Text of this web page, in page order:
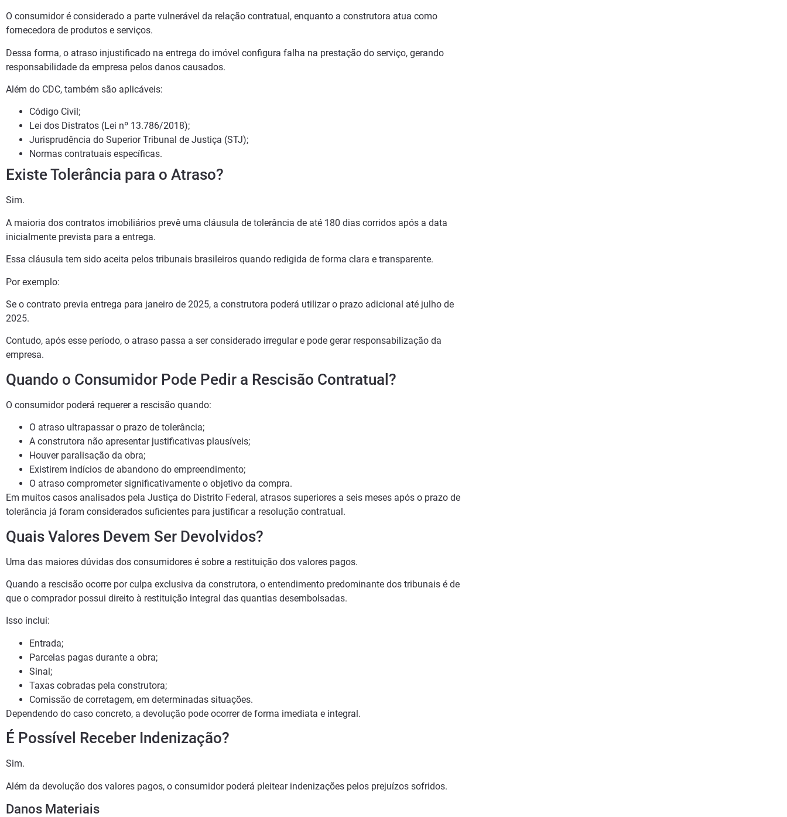
O consumidor é considerado a parte vulnerável da relação contratual, enquanto a construtora atua como
fornecedora de produtos e serviços.
Dessa forma, o atraso injustificado na entrega do imóvel configura falha na prestação do serviço, gerando
responsabilidade da empresa pelos danos causados.
Além do CDC, também são aplicáveis:
Código Civil;
Lei dos Distratos (Lei nº 13.786/2018);
Jurisprudência do Superior Tribunal de Justiça (STJ);
Normas contratuais específicas.
Existe Tolerância para o Atraso?
Sim.
A maioria dos contratos imobiliários prevê uma cláusula de tolerância de até 180 dias corridos após a data
inicialmente prevista para a entrega.
Essa cláusula tem sido aceita pelos tribunais brasileiros quando redigida de forma clara e transparente.
Por exemplo:
Se o contrato previa entrega para janeiro de 2025, a construtora poderá utilizar o prazo adicional até julho de
2025.
Contudo, após esse período, o atraso passa a ser considerado irregular e pode gerar responsabilização da
empresa.
Quando o Consumidor Pode Pedir a Rescisão Contratual?
O consumidor poderá requerer a rescisão quando:
O atraso ultrapassar o prazo de tolerância;
A construtora não apresentar justificativas plausíveis;
Houver paralisação da obra;
Existirem indícios de abandono do empreendimento;
O atraso comprometer significativamente o objetivo da compra.
Em muitos casos analisados pela Justiça do Distrito Federal, atrasos superiores a seis meses após o prazo de
tolerância já foram considerados suficientes para justificar a resolução contratual.
Quais Valores Devem Ser Devolvidos?
Uma das maiores dúvidas dos consumidores é sobre a restituição dos valores pagos.
Quando a rescisão ocorre por culpa exclusiva da construtora, o entendimento predominante dos tribunais é de
que o comprador possui direito à restituição integral das quantias desembolsadas.
Isso inclui:
Entrada;
Parcelas pagas durante a obra;
Sinal;
Taxas cobradas pela construtora;
Comissão de corretagem, em determinadas situações.
Dependendo do caso concreto, a devolução pode ocorrer de forma imediata e integral.
É Possível Receber Indenização?
Sim.
Além da devolução dos valores pagos, o consumidor poderá pleitear indenizações pelos prejuízos sofridos.
Danos Materiais